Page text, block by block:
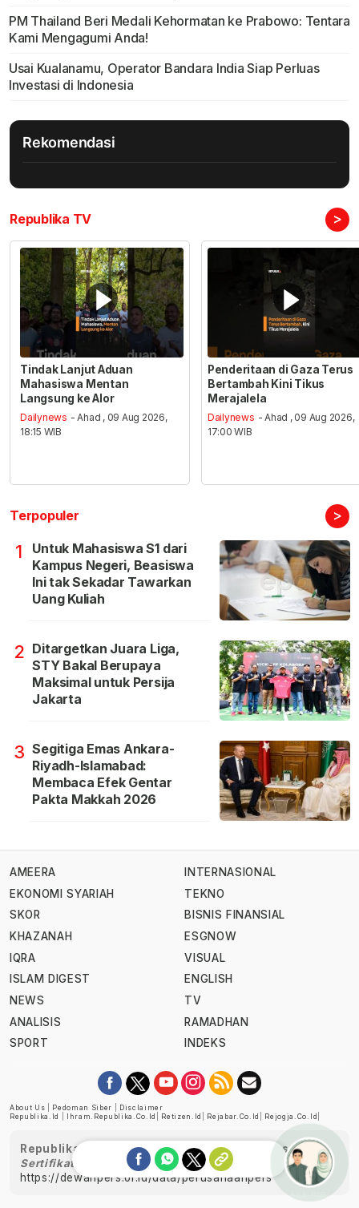
PM Thailand Beri Medali Kehormatan ke Prabowo: Tentara
Kami Mengagumi Anda!
Usai Kualanamu, Operator Bandara India Siap Perluas
Investasi di Indonesia
Rekomendasi
Republika TV >
Tindak Lanjut Aduan
Mahasiswa Mentan
Langsung ke Alor
Dailynews - Ahad , 09 Aug 2026,
18:15 WIB
Penderitaan di Gaza Terus
Bertambah Kini Tikus
Merajalela
Dailynews - Ahad , 09 Aug 2026,
17:00 WIB
Terpopuler >
1
Untuk Mahasiswa S1 dari
Kampus Negeri, Beasiswa
Ini tak Sekadar Tawarkan
Uang Kuliah
2 Ditargetkan Juara Liga,
STY Bakal Berupaya
Maksimal untuk Persija
Jakarta
3 Segitiga Emas Ankara-
Riyadh-Islamabad:
Membaca Efek Gentar
Pakta Makkah 2026
AMEERA
EKONOMI SYARIAH
SKOR
KHAZANAH
IQRA
ISLAM DIGEST
NEWS
ANALISIS
SPORT
INTERNASIONAL
TEKNO
BISNIS FINANSIAL
ESGNOW
VISUAL
ENGLISH
TV
RAMADHAN
INDEKS
About Us Pedoman Siber
Disclaimer
Republika.id
Ihram.republika.co.id Retizen.id Rejabar.co.id Rejogja.co.id
Republika telah diverifikasi oleh Dewan Pers
Sertifikat Nomor 1058/DP-Verifikasi/K/XII/2022
https://dewanpers.or.id/data/perusahaanpers
Ask me!